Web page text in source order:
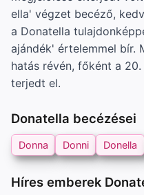
ella' végzet becéző,
a Donatella
ajándék' értelemmel bír.
hatás révén, főként a
terjedt el.
Donatella becézései
Donna Donni Donella
Híres emberek